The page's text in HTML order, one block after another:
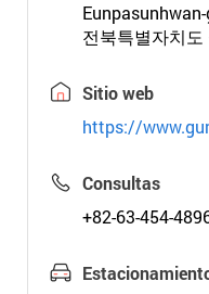
전북특별자치
Sitio web
https://
Consultas
+82-63-454-